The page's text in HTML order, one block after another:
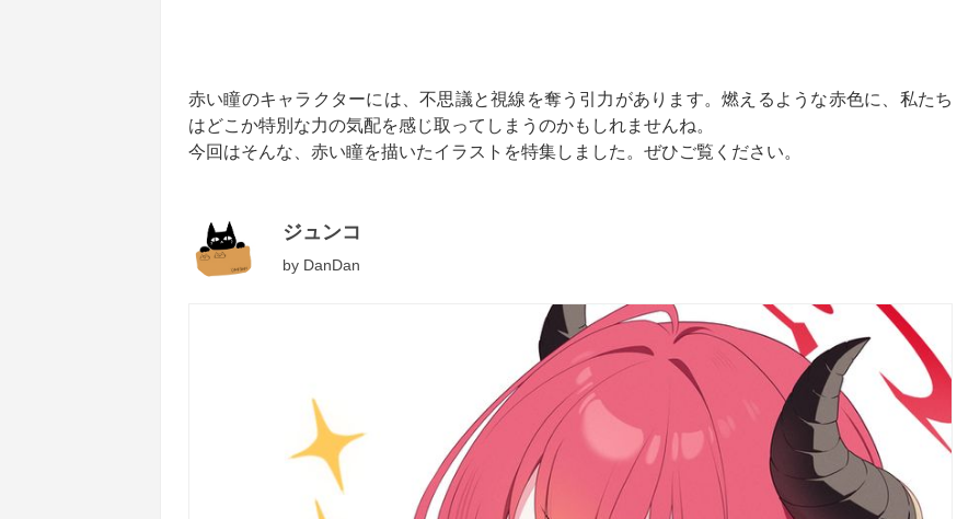
赤い瞳のキャラクターには、不思議と視線を奪う引力があります。燃えるような赤色に、私たち
はどこか特別な力の気配を感じ取ってしまうのかもしれませんね。
今回はそんな、赤い瞳を描いたイラストを特集しました。ぜひご覧ください。
ジュンコ
by DanDan